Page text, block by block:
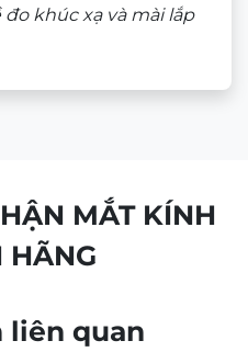
khúc xạ và mài lắp
MẮT KÍNH
HÃNG
liên quan